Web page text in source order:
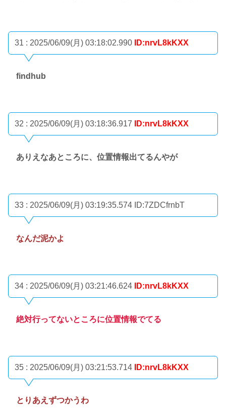
31 : 2025/06/09(月) 03:18:02.990 ID:nrvL8kKXX
findhub
32 : 2025/06/09(月) 03:18:36.917 ID:nrvL8kKXX
ありえなあところに、位置情報出てるんやが
33 : 2025/06/09(月) 03:19:35.574 ID:7ZDCfrnbT
なんだ泥かよ
34 : 2025/06/09(月) 03:21:46.624 ID:nrvL8kKXX
絶対行ってないところに位置情報でてる
35 : 2025/06/09(月) 03:21:53.714 ID:nrvL8kKXX
とりあえずつかうわ